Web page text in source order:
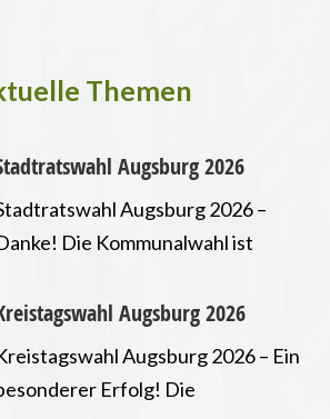
Themen
Augsburg 2026
Augsburg 2026 –
Die Kommunalwahl ist
erneut ein Mandat im
Augsburg 2026
Augsburg 2026 – Ein
Erfolg! Die